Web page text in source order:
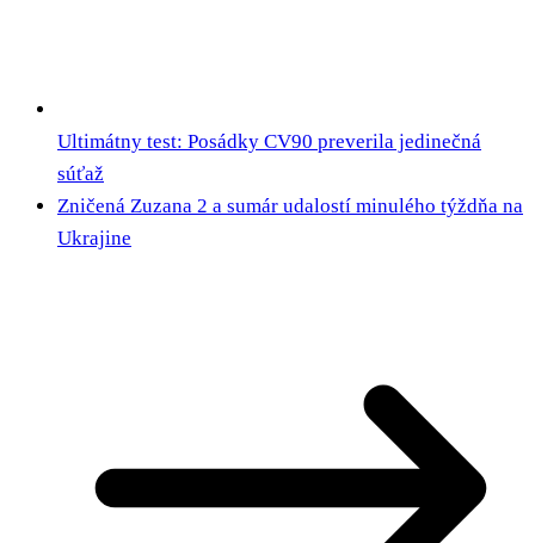
Ultimátny test: Posádky CV90 preverila jedinečná
súťaž
Zničená Zuzana 2 a sumár udalostí minulého týždňa na
Ukrajine